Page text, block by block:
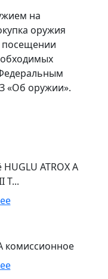
на
оружия
«Об оружии».
ATROX A
T...
комиссионное